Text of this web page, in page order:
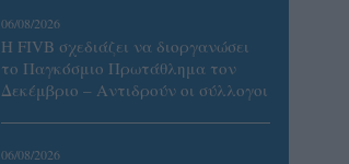
06/08/2026
Η FIVB σχεδιάζει να διοργανώσει
το Παγκόσμιο Πρωτάθλημα τον
Δεκέμβριο – Αντιδρούν οι σύλλογοι
06/08/2026